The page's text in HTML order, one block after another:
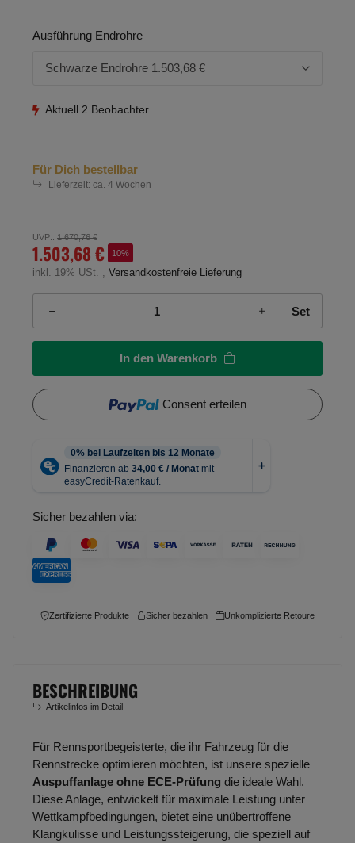
Ausführung Endrohre
Schwarze Endrohre 1.503,68 €
Aktuell 2 Beobachter
Für Dich bestellbar
Lieferzeit: ca. 4 Wochen
UVP:: 1.670,76 €
1.503,68 € 10%
inkl. 19% USt. , Versandkostenfreie Lieferung
Set
In den Warenkorb
Consent erteilen
Sicher bezahlen via:
Zertifizierte Produkte Sicher bezahlen Unkomplizierte Retoure
BESCHREIBUNG
Artikelinfos im Detail
Für Rennsportbegeisterte, die ihr Fahrzeug für die
Rennstrecke optimieren möchten, ist unsere spezielle
Auspuffanlage ohne ECE-Prüfung die ideale Wahl.
Diese Anlage, entwickelt für maximale Leistung unter
Wettkampfbedingungen, bietet eine unübertroffene
Klangkulisse und Leistungssteigerung, die speziell auf